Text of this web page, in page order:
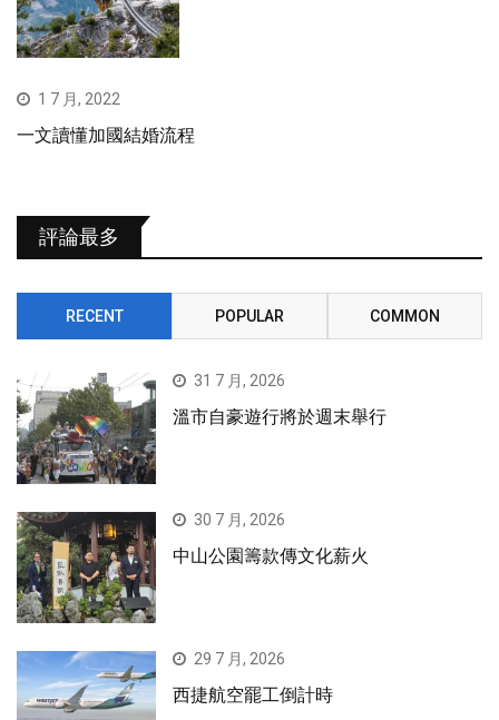
1 7 月, 2022
一文讀懂加國結婚流程
評論最多
RECENT POPULAR COMMON
31 7 月, 2026
溫市自豪遊行將於週末舉行
30 7 月, 2026
中山公園籌款傳文化薪火
29 7 月, 2026
西捷航空罷工倒計時